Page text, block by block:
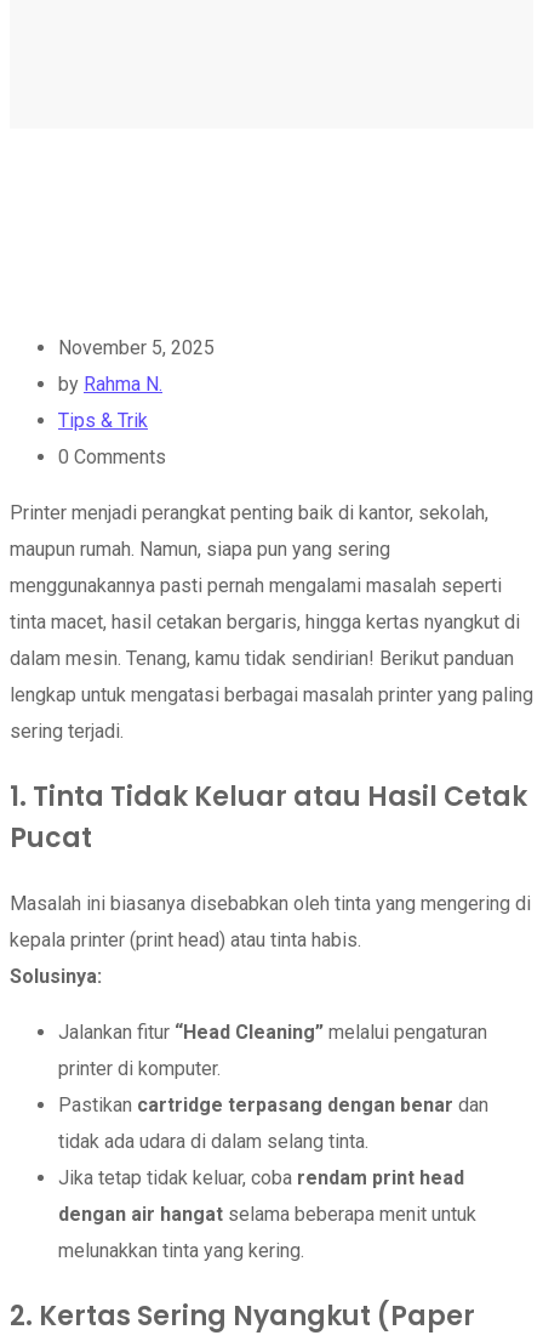
November 5, 2025
by Rahma N.
Tips & Trik
0 Comments
Printer menjadi perangkat penting baik di kantor, sekolah,
maupun rumah. Namun, siapa pun yang sering
menggunakannya pasti pernah mengalami masalah seperti
tinta macet, hasil cetakan bergaris, hingga kertas nyangkut di
dalam mesin. Tenang, kamu tidak sendirian! Berikut panduan
lengkap untuk mengatasi berbagai masalah printer yang paling
sering terjadi.
1. Tinta Tidak Keluar atau Hasil Cetak
Pucat
Masalah ini biasanya disebabkan oleh tinta yang mengering di
kepala printer (print head) atau tinta habis.
Solusinya:
Jalankan fitur “Head Cleaning” melalui pengaturan
printer di komputer.
Pastikan cartridge terpasang dengan benar dan
tidak ada udara di dalam selang tinta.
Jika tetap tidak keluar, coba rendam print head
dengan air hangat selama beberapa menit untuk
melunakkan tinta yang kering.
2. Kertas Sering Nyangkut (Paper